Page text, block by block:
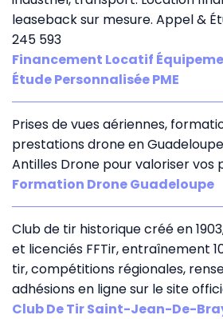
leaseback sur mesure. Appel &
245 593
Financement Locatif
Étude Personnalisée PME
Prises de vues aériennes,
prestations drone en
Antilles Drone pour valoriser vos
Formation Drone Guadeloupe
Club de tir historique créé en
et licenciés FFTir, entraînement
tir, compétitions régionales,
adhésions en ligne sur le site
Club De Tir Saint-Jean-De-